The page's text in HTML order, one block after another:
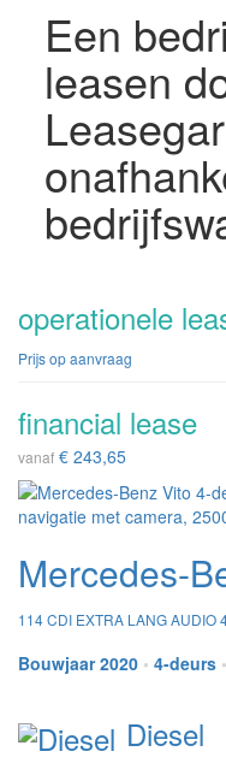
Een
leasen
operationele
Prijs op aanvraag
financial lease
vanaf € 243,65
Mercedes-
Bouwjaar 2020 • 4-deurs •
Diesel